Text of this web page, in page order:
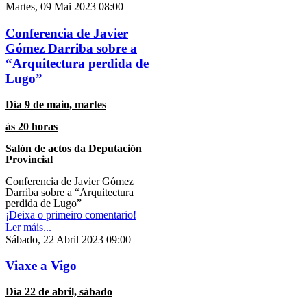
Martes, 09 Mai 2023 08:00
Conferencia de Javier
Gómez Darriba sobre a
“Arquitectura perdida de
Lugo”
Día 9 de maio, martes
ás 20 horas
Salón de actos da Deputación
Provincial
Conferencia de Javier Gómez
Darriba sobre a “Arquitectura
perdida de Lugo”
¡Deixa o primeiro comentario!
Ler máis...
Sábado, 22 Abril 2023 09:00
Viaxe a Vigo
Día 22 de abril, sábado